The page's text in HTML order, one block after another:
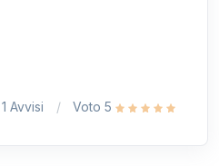
1 Avvisi Voto 5